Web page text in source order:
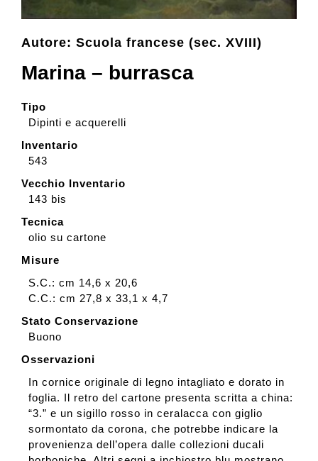
Collezione
Dona
Cerca
Autore: Scuola francese (sec. XVIII)
Marina – burrasca
Tipo
Dipinti e acquerelli
Inventario
543
Vecchio Inventario
143 bis
Tecnica
olio su cartone
Misure
S.C.: cm 14,6 x 20,6
C.C.: cm 27,8 x 33,1 x 4,7
Stato Conservazione
Buono
Osservazioni
In cornice originale di legno intagliato e dorato in
foglia. Il retro del cartone presenta scritta a china:
“3.” e un sigillo rosso in ceralacca con giglio
sormontato da corona, che potrebbe indicare la
provenienza dell’opera dalle collezioni ducali